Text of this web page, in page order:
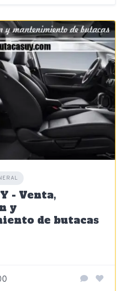
- Venta,
y
de butacas